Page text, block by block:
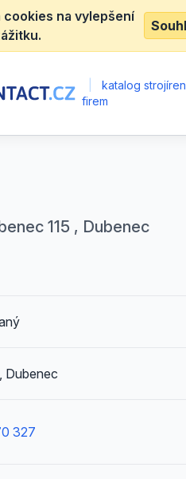
na vylepšení
katalog
firem
115 , Dubenec
Dubenec
327